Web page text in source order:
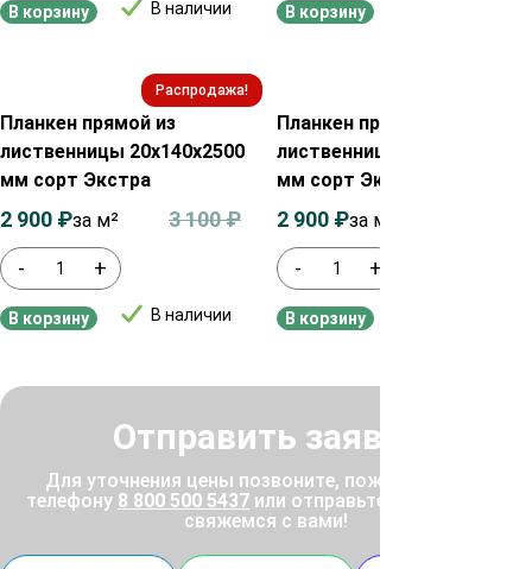
В наличии
В корзину В корзину
Распродажа!
Планкен прямой из
лиственницы 20х140х2500
мм сорт Экстра
- +
В наличии
3 100₽
2 900 ₽за м²
В корзину
Планкен прямой из
лиственницы 20х120х2500
мм сорт Экстра
- +
2 900 ₽за м²
В корзину
Отправить заявку
Для уточнения цены позвоните, пожалуйста, по
телефону 8 800 500 5437 или отправьте заявку, и мы
свяжемся с вами!